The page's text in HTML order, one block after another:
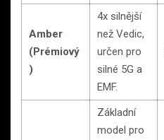
Amber
(Prémiový
)
4x silnější
než Vedic,
určen pro
silné 5G a
EMF.
Základní
model pro